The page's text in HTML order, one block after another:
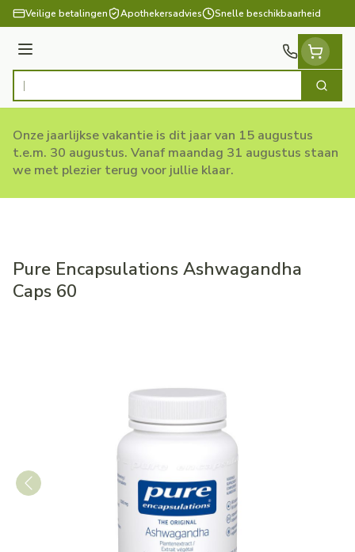
Ga naar de inhoud
Veilige betalingen Apothekersadvies Snelle beschikbaarheid
Menu
Product, merk, categorie... Zoek
Onze jaarlijkse vakantie is dit jaar van 15 augustus
t.e.m. 30 augustus. Vanaf maandag 31 augustus staan
we met plezier terug voor jullie klaar.
Pure Encapsulations Ashwagandha
Caps 60